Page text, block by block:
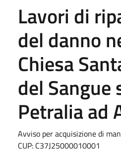
Lavori di
del danno
Chiesa
del Sangue
Petralia ad
Avviso per acquisizione di
CUP: C37J25000010001